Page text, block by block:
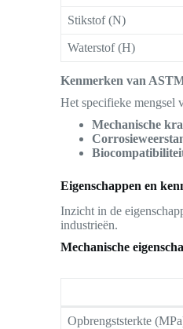
Stikstof (N)
Waterstof (H)
Kenmerken van
Het specifieke mengsel
Mechanische
Eigenschappen en
Inzicht in de
industrieën.
Mechanische
Opbrengststerkte